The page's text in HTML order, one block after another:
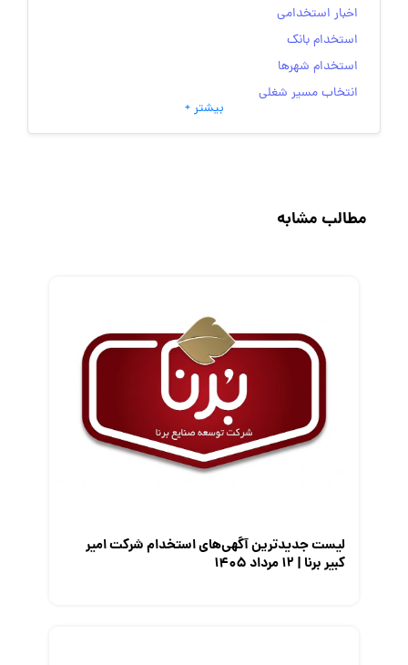
اخبار استخدامی
استخدام بانک
استخدام شهرها
انتخاب مسیر شغلی
به‌روزرسانی‌های سایت (کارجویی)
رزومه
گزارش‌های آماری
معرفی متخصصان منابع انسانی
بیشتر +
مطالب مشابه
لیست جدیدترین آگهی‌های استخدام شرکت امیر
کبیر برنا | ۱۲ مرداد ۱۴۰۵